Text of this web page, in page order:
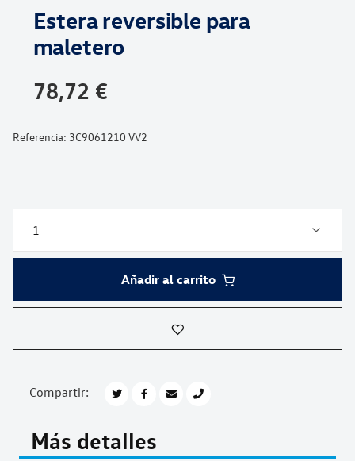
Estera reversible para
maletero
78,72 €
Referencia: 3C9061210 VV2
Añadir al carrito
Compartir:
galería
imágenes
Más detalles